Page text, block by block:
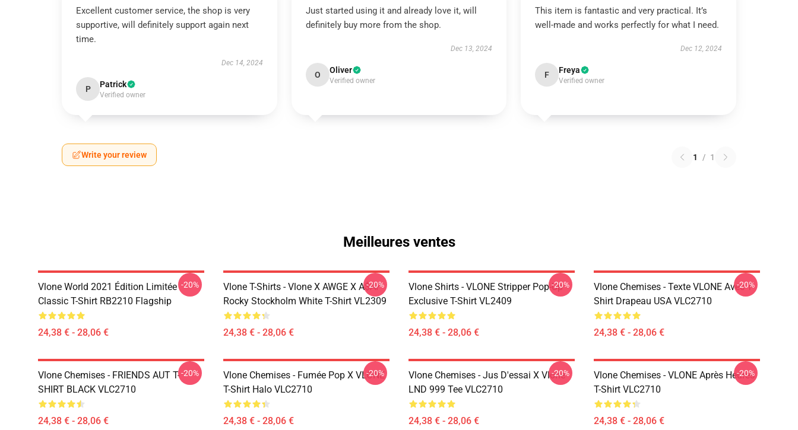
Excellent customer service, the shop is very
supportive, will definitely support again next
time.
Dec 14, 2024
P Patrick
Verified owner
Just started using it and already love it, will
definitely buy more from the shop.
Dec 13, 2024
O Oliver
Verified owner
This item is fantastic and very practical. It’s
well-made and works perfectly for what I need.
Dec 12, 2024
F Freya
Verified owner
Write your review 1 / 1
Meilleures ventes
Vlone World 2021 Édition Limitée
Classic T-Shirt RB2210 Flagship
24,38 € - 28,06 €
-20%
Vlone T-Shirts - Vlone X AWGE X A$AP
Rocky Stockholm White T-Shirt VL2309
24,38 € - 28,06 €
-20%
Vlone Shirts - VLONE Stripper Pop-Up
Exclusive T-Shirt VL2409
24,38 € - 28,06 €
-20%
Vlone Chemises - Texte VLONE Avec T-
Shirt Drapeau USA VLC2710
24,38 € - 28,06 €
-20%
Vlone Chemises - FRIENDS AUT T-
SHIRT BLACK VLC2710
24,38 € - 28,06 €
-20%
Vlone Chemises - Fumée Pop X VLONE
T-Shirt Halo VLC2710
24,38 € - 28,06 €
-20%
Vlone Chemises - Jus D'essai X Vlone
LND 999 Tee VLC2710
24,38 € - 28,06 €
-20%
Vlone Chemises - VLONE Après Heures
T-Shirt VLC2710
24,38 € - 28,06 €
-20%